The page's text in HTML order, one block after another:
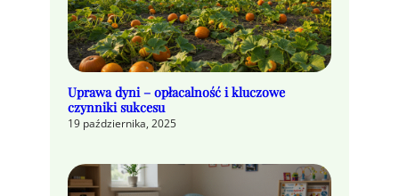
Uprawa dyni – opłacalność i kluczowe
czynniki sukcesu
19 października, 2025